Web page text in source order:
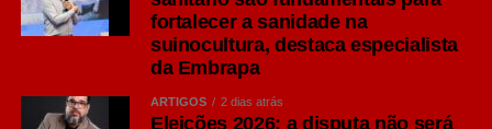
cervejas estragadas ao longo de suas viagens à Índia,
então encontraram a solução de colocar uma
concentração maior de lúpulo, que age como conservante
natural e dá mais amargor, e de álcool, para que a bebida
fortalecer a sanidade na
suinocultura, destaca especialista
da Embrapa
ARTIGOS 2 dias atrás
Eleições 2026: a disputa não será